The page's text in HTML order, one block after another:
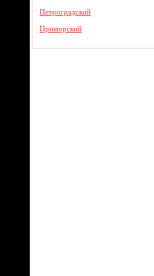
Петроградский
Приморский